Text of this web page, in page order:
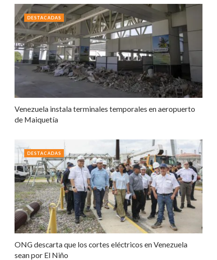
Venezuela instala terminales temporales en aeropuerto
de Maiquetía
DESTACADAS
ONG descarta que los cortes eléctricos en Venezuela
sean por El Niño
DESTACADAS